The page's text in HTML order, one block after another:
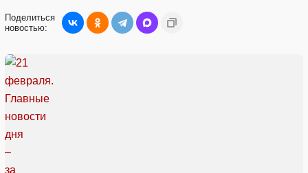
Поделиться
новостью: